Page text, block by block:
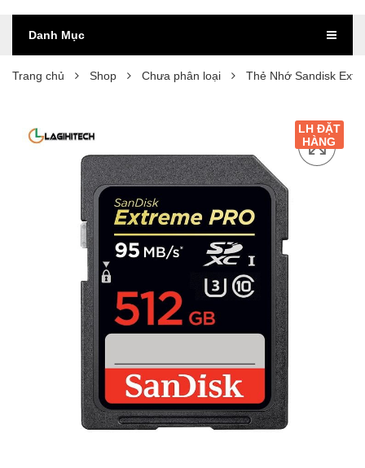
Danh Mục
Trang chủ Shop Chưa phân loại Thẻ Nhớ Sandisk
LH ĐẶT
HÀNG